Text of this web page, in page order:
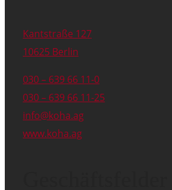
Kantstraße 127
10625 Berlin
030 – 639 66 11-0
030 – 639 66 11-25
info@koha.ag
www.koha.ag